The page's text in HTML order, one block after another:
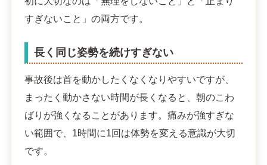
すぎないこと」の両方です。
長く同じ姿勢を続けすぎない
事故後は首を動かしたくなくなりやすいですが、
まったく動かさない時間が長くなると、朝のこわ
ばりが強くなることがあります。痛みが強すぎな
い範囲で、1時間に1回は体勢を変える意識が大切
です。